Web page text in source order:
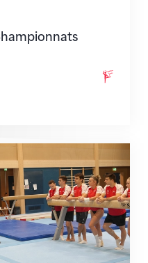
des objectifs clairs